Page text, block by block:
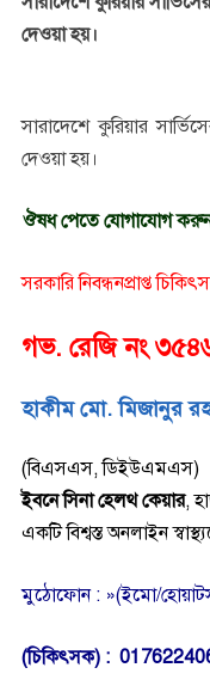
দেওয়া হয়।
সারাদেশে কুরিয়ার
দেওয়া হয়।
ঔষধ পেতে যোগাযোগ
সরকারি নিবন্ধনপ্রাপ্ত
গভ. রেজি নং
হাকীম মো. মিজানুর
(বিএসএস, ডিইউএমএস)
ইবনে সিনা হেলথ কেয়ার,
একটি বিশ্বস্ত অনলাইন
মুঠোফোন : »(ইমো/
(চিকিৎসক) :